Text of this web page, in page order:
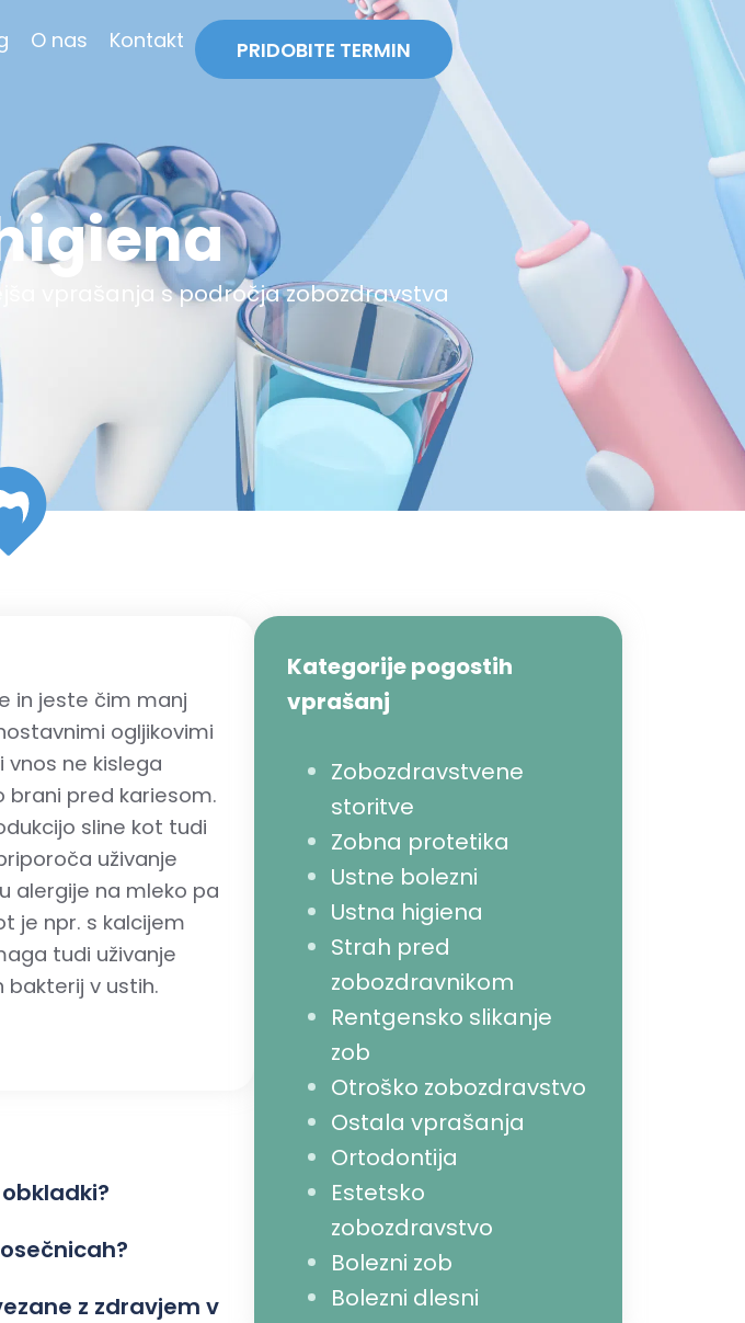
O nas Kontakt PRIDOBITE TERMIN
vprašanja s področja zobozdravstva
in jeste čim manj
ogljikovimi
vnos ne kislega
brani pred kariesom.
sline kot tudi
uživanje
alergije na mleko pa
je npr. s kalcijem
tudi uživanje
bakterij v ustih.
z zdravjem v
Kategorije pogostih
vprašanj
Zobozdravstvene
storitve
Zobna protetika
Ustne bolezni
Ustna higiena
Strah pred
zobozdravnikom
Rentgensko slikanje
zob
Otroško zobozdravstvo
Ostala vprašanja
Ortodontija
Estetsko
zobozdravstvo
Bolezni zob
Bolezni dlesni